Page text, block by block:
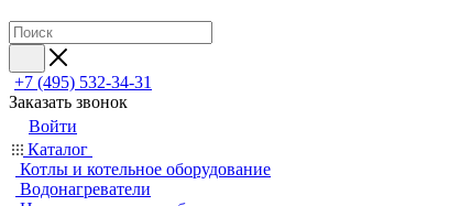
+7 (495) 532‑34‑31
Заказать звонок
Войти
Каталог
Котлы и котельное оборудование
Водонагреватели